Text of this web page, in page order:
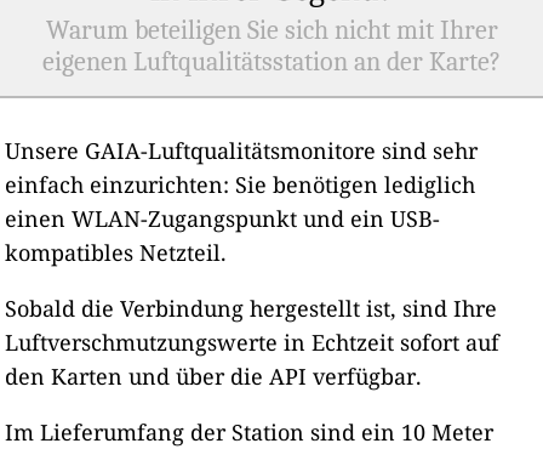
Warum beteiligen Sie sich nicht mit Ihrer
eigenen Luftqualitätsstation an der Karte?
Unsere GAIA-Luftqualitätsmonitore sind sehr
einfach einzurichten: Sie benötigen lediglich
einen WLAN-Zugangspunkt und ein USB-
kompatibles Netzteil.
Sobald die Verbindung hergestellt ist, sind Ihre
Luftverschmutzungswerte in Echtzeit sofort auf
den Karten und über die API verfügbar.
Im Lieferumfang der Station sind ein 10 Meter